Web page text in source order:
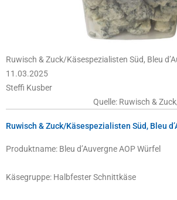
Ruwisch & Zuck/Käsespezialisten Süd, Bleu
11.03.2025
Steffi Kusber
Quelle: Ruwisch &
Ruwisch & Zuck/Käsespezialisten Süd, Bleu
Produktname: Bleu d’Auvergne AOP Würfel
Käsegruppe: Halbfester Schnittkäse